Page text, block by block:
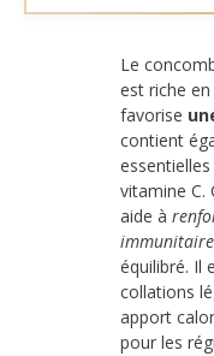
Le
est riche
favorise
contient
vitamine C.
aide à
immunitaire
équilibré. Il
collations
apport
pour les